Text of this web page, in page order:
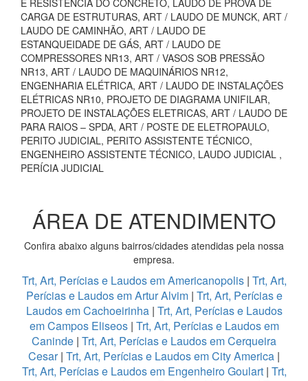
E RESISTÊNCIA DO CONCRETO, LAUDO DE PROVA DE
CARGA DE ESTRUTURAS, ART / LAUDO DE MUNCK, ART /
LAUDO DE CAMINHÃO, ART / LAUDO DE
ESTANQUEIDADE DE GÁS, ART / LAUDO DE
COMPRESSORES NR13, ART / VASOS SOB PRESSÃO
NR13, ART / LAUDO DE MAQUINÁRIOS NR12,
ENGENHARIA ELÉTRICA, ART / LAUDO DE INSTALAÇÕES
ELÉTRICAS NR10, PROJETO DE DIAGRAMA UNIFILAR,
PROJETO DE INSTALAÇÕES ELETRICAS, ART / LAUDO DE
PARA RAIOS – SPDA, ART / POSTE DE ELETROPAULO,
PERITO JUDICIAL, PERITO ASSISTENTE TÉCNICO,
ENGENHEIRO ASSISTENTE TÉCNICO, LAUDO JUDICIAL ,
PERÍCIA JUDICIAL
ÁREA DE ATENDIMENTO
Confira abaixo alguns bairros/cidades atendidas pela nossa
empresa.
Trt, Art, Perícias e Laudos em Americanopolis | Trt, Art,
Perícias e Laudos em Artur Alvim | Trt, Art, Perícias e
Laudos em Cachoeirinha| Trt, Art, Perícias e Laudos
em Campos Eliseos | Trt, Art, Perícias e Laudos em
Caninde | Trt, Art, Perícias e Laudos em Cerqueira
Cesar| Trt, Art, Perícias e Laudos em City America |
Trt, Art, Perícias e Laudos em Engenheiro Goulart | Trt,